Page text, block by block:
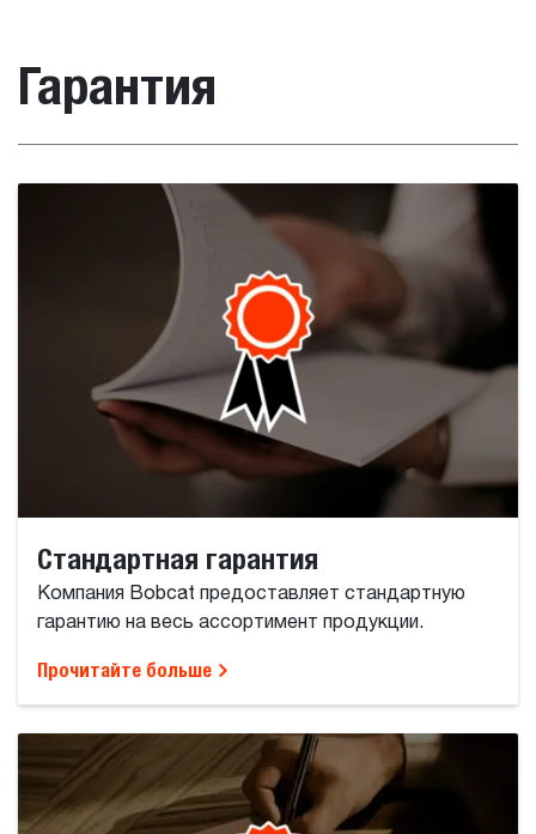
Гарантия
Стандартная гарантия
Компания Bobcat предоставляет стандартную
гарантию на весь ассортимент продукции.
Прочитайте больше